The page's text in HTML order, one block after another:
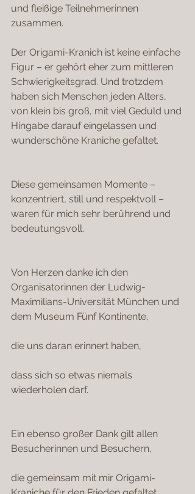
und fleißige Teilnehmerinnen
zusammen.
Der Origami-Kranich ist keine einfache
Figur – er gehört eher zum mittleren
Schwierigkeitsgrad. Und trotzdem
haben sich Menschen jeden Alters,
von klein bis groß, mit viel Geduld und
Hingabe darauf eingelassen und
wunderschöne Kraniche gefaltet.
Diese gemeinsamen Momente –
konzentriert, still und respektvoll –
waren für mich sehr berührend und
bedeutungsvoll.
Von Herzen danke ich den
Organisatorinnen der Ludwig-
Maximilians-Universität München und
dem Museum Fünf Kontinente,
die uns daran erinnert haben,
dass sich so etwas niemals
wiederholen darf.
Ein ebenso großer Dank gilt allen
Besucherinnen und Besuchern,
die gemeinsam mit mir Origami-